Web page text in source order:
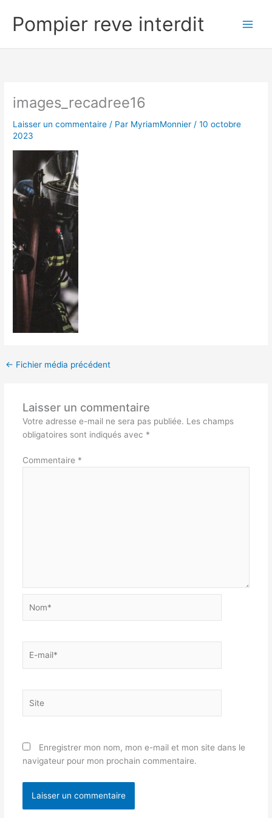
contenu
Pompier reve interdit
images_recadree16
Laisser un commentaire / Par MyriamMonnier /10 octobre
2023
← Fichier média précédent
Laisser un commentaire
Votre adresse e-mail ne sera pas publiée. Les champs
obligatoires sont indiqués avec *
Commentaire *
mail*
Enregistrer mon nom, mon e-mail et mon site dans le
navigateur pour mon prochain commentaire.